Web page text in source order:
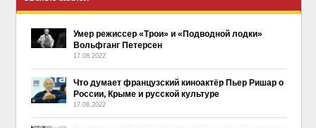
Умер режиссер «Трои» и «Подводной лодки»
Вольфганг Петерсен
17.08.2022
Что думает французский киноактёр Пьер Ришар о
России, Крыме и русской культуре
17.08.2022